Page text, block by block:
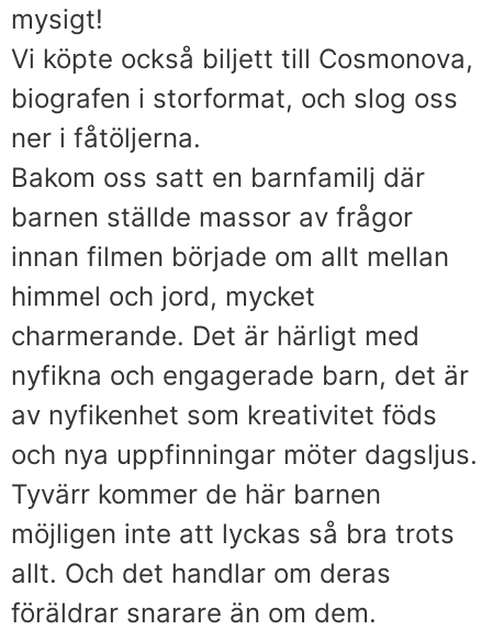
mysigt!
Vi köpte också biljett till Cosmonova,
biografen i storformat, och slog oss
ner i fåtöljerna.
Bakom oss satt en barnfamilj där
barnen ställde massor av frågor
innan filmen började om allt mellan
himmel och jord, mycket
charmerande. Det är härligt med
nyfikna och engagerade barn, det är
av nyfikenhet som kreativitet föds
och nya uppfinningar möter dagsljus.
Tyvärr kommer de här barnen
möjligen inte att lyckas så bra trots
allt. Och det handlar om deras
föräldrar snarare än om dem.